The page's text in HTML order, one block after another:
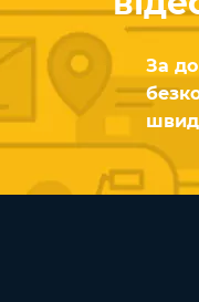
За